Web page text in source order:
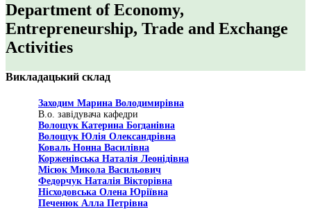
Department of Economy,
Entrepreneurship, Trade and Exchange
Activities
Викладацький склад
Заходим Марина Володимирівна
В.о. завідувача кафедри
Волощук Катерина Богданівна
Волощук Юлія Олександрівна
Коваль Нонна Василівна
Корженівська Наталія Леонідівна
Місюк Микола Васильович
Федорчук Наталія Вікторівна
Нісходовська Олена Юріївна
Печенюк Алла Петрівна